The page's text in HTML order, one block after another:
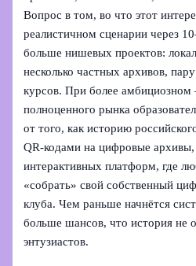
Вопрос в том, во что этот
реалистичном сценарии через
больше нишевых проектов:
несколько частных архивов,
курсов. При более
полноценного рынка
от того, как историю
QR‑кодами на цифровые
интерактивных платформ, где
«собрать» свой собственный
клуба. Чем раньше начнётся
больше шансов, что история не
энтузиастов.